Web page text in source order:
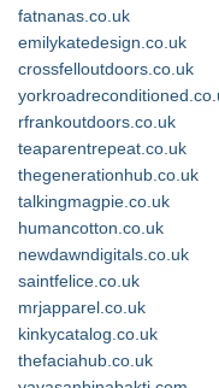
fatnanas.co.uk
emilykatedesign.co.uk
crossfelloutdoors.co.uk
rfrankoutdoors.co.uk
teaparentrepeat.co.uk
thegenerationhub.co.uk
talkingmagpie.co.uk
humancotton.co.uk
newdawndigitals.co.uk
saintfelice.co.uk
mrjapparel.co.uk
kinkycatalog.co.uk
thefaciahub.co.uk